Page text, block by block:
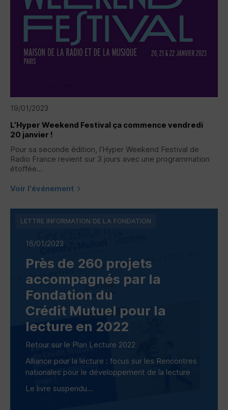
19/01/2023
L’Hyper Weekend Festival ça commence vendredi
20 janvier !
Pour sa seconde édition, l’Hyper Weekend Festival de
Radio France revient sur 3 jours avec une programmation
étoffée...
Voir l'événement
16/01/2023
Près de 260 projets
accompagnés par la
Fondation du
Crédit Mutuel pour la
lecture en 2022
Retour sur le Plan Lecture 2022
Alliance pour la lecture : focus sur les Rencontres
nationales pour le développement de la lecture
Le livre suspendu...
LETTRE INFORMATION DE LA FONDATION